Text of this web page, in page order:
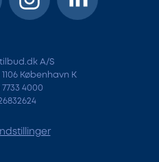
A/S
København K
7733 4000